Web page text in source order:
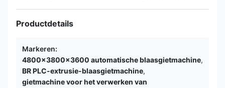
Productdetails
Markeren:
4800x3800x3600 automatische blaasgietmachine,
BR PLC-extrusie-blaasgietmachine,
gietmachine voor het verwerken van